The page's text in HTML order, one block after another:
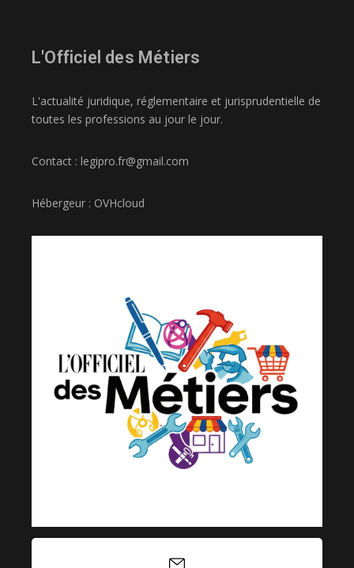
L'Officiel des Métiers
L'actualité juridique, réglementaire et jurisprudentielle de
toutes les professions au jour le jour.
Contact : legipro.fr@gmail.com
Hébergeur : OVHcloud